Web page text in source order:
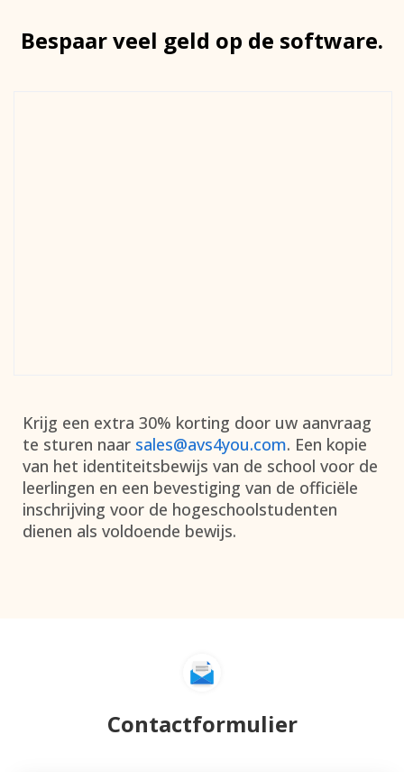
Bespaar veel geld op de software.
Krijg een extra 30% korting door uw aanvraag
te sturen naar sales@avs4you.com. Een kopie
van het identiteitsbewijs van de school voor de
leerlingen en een bevestiging van de officiële
inschrijving voor de hogeschoolstudenten
dienen als voldoende bewijs.
Contactformulier